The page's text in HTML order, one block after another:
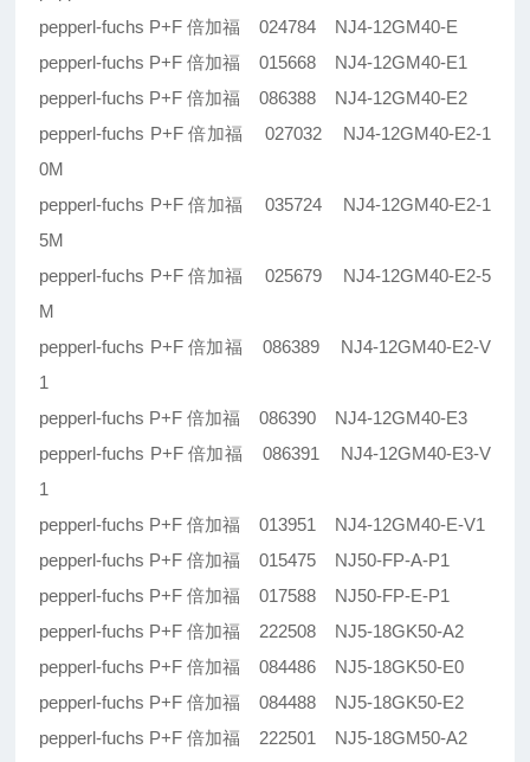
pepperl-fuchs P+F 倍加福 024784 NJ4-12GM40-E
pepperl-fuchs P+F 倍加福 015668 NJ4-12GM40-E1
pepperl-fuchs P+F 倍加福 086388 NJ4-12GM40-E2
pepperl-fuchs P+F 倍加福 027032 NJ4-12GM40-E2-1
0M
pepperl-fuchs P+F 倍加福 035724 NJ4-12GM40-E2-1
5M
pepperl-fuchs P+F 倍加福 025679 NJ4-12GM40-E2-5
M
pepperl-fuchs P+F 倍加福 086389 NJ4-12GM40-E2-V
1
pepperl-fuchs P+F 倍加福 086390 NJ4-12GM40-E3
pepperl-fuchs P+F 倍加福 086391 NJ4-12GM40-E3-V
1
pepperl-fuchs P+F 倍加福 013951 NJ4-12GM40-E-V1
pepperl-fuchs P+F 倍加福 015475 NJ50-FP-A-P1
pepperl-fuchs P+F 倍加福 017588 NJ50-FP-E-P1
pepperl-fuchs P+F 倍加福 222508 NJ5-18GK50-A2
pepperl-fuchs P+F 倍加福 084486 NJ5-18GK50-E0
pepperl-fuchs P+F 倍加福 084488 NJ5-18GK50-E2
pepperl-fuchs P+F 倍加福 222501 NJ5-18GM50-A2